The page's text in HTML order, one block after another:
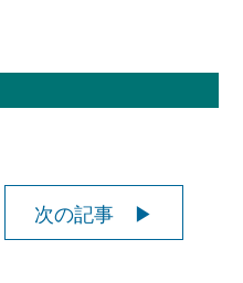
次の記事 ▶